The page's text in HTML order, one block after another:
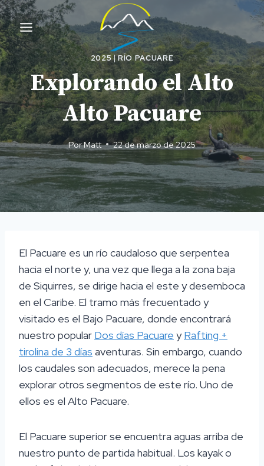
Ir
al
contenido
2025|RÍO PACUARE
Explorando el Alto
Alto Pacuare
PorMatt 22 de marzo de 2025
El Pacuare es un río caudaloso que serpentea
hacia el norte y, una vez que llega a la zona baja
de Siquirres, se dirige hacia el este y desemboca
en el Caribe. El tramo más frecuentado y
visitado es el Bajo Pacuare, donde encontrará
nuestro popular Dos días Pacuare yRafting +
tirolina de 3 días aventuras. Sin embargo, cuando
los caudales son adecuados, merece la pena
explorar otros segmentos de este río. Uno de
ellos es el Alto Pacuare.
El Pacuare superior se encuentra aguas arriba de
nuestro punto de partida habitual. Los kayak o